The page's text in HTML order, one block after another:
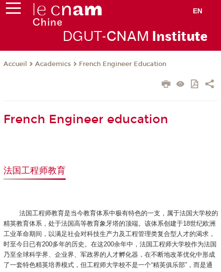
EN
DGUT-CNAM Institute
Accueil Academics French Engineer Education
French Engineer education
法国工程师教育
法国工程师教育是当今教育体系中极有特色的一支，属于法国大学校的
精英教育体系，处于法国高等教育象牙塔的顶端。该体系创建于18世纪欧洲
工业革命期间，以满足社会对科技生产力及工程管理类复合型人才的渴求，
时至今日已有200多年的历史。在这200余年中，法国工程师大学校作为法国
乃至全球科学界、企业界、军政界的人才孵化器，在不断地改革优化中形成
了一套特色精英培养模式，但工程师大学校不是一个“精英俱乐部”，而是通